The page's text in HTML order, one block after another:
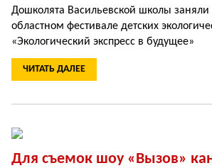
Дошколята Васильевской школы заняли
областном фестивале детских
«Экологический экспресс в будущее»
ЧИТАТЬ ДАЛЕЕ
Для съемок шоу «Вызов»